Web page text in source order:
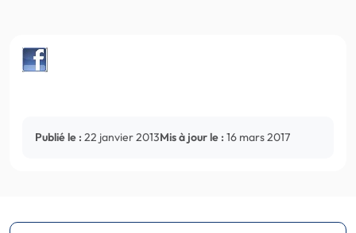
Publié le : 22 janvier 2013Mis à jour le : 16 mars 2017